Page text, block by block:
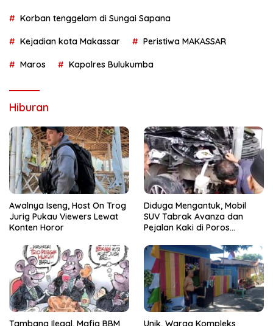
Korban tenggelam di Sungai Sapana
Kejadian kota Makassar Peristiwa MAKASSAR
Maros Kapolres Bulukumba
Hiburan
Awalnya Iseng, Host On Trog
Jurig Pukau Viewers Lewat
Konten Horor
Diduga Mengantuk, Mobil
SUV Tabrak Avanza dan
Pejalan Kaki di Poros
Tambang Ilegal, Mafia BBM Unik, Warga Kompleks